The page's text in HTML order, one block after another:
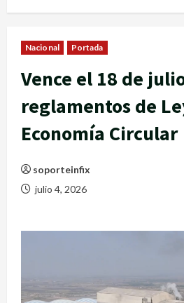
Nacional Portada
Vence el 18 de
reglamentos de
Economía Circular
soporteinfix
julio 4, 2026